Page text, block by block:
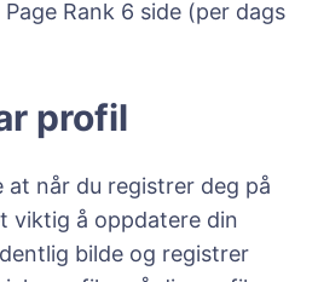
Rank 6 side (per dags
profil
at når du registrer deg på
viktig å oppdatere din
bilde og registrer